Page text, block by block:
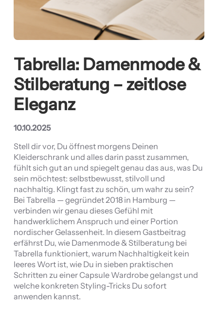
Tabrella: Damenmode &
Stilberatung – zeitlose
Eleganz
10.10.2025
Stell dir vor, Du öffnest morgens Deinen
Kleiderschrank und alles darin passt zusammen,
fühlt sich gut an und spiegelt genau das aus, was Du
sein möchtest: selbstbewusst, stilvoll und
nachhaltig. Klingt fast zu schön, um wahr zu sein?
Bei Tabrella — gegründet 2018 in Hamburg —
verbinden wir genau dieses Gefühl mit
handwerklichem Anspruch und einer Portion
nordischer Gelassenheit. In diesem Gastbeitrag
erfährst Du, wie Damenmode & Stilberatung bei
Tabrella funktioniert, warum Nachhaltigkeit kein
leeres Wort ist, wie Du in sieben praktischen
Schritten zu einer Capsule Wardrobe gelangst und
welche konkreten Styling-Tricks Du sofort
anwenden kannst.